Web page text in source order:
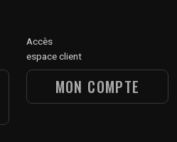
Accès
espace client
MON COMPTE